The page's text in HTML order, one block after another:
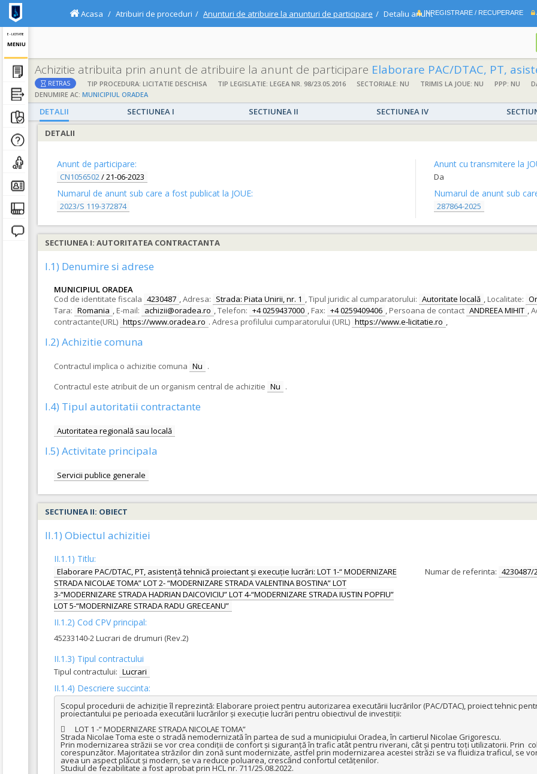
E - LICITATIE
MENIU
INREGISTRARE / RECUPERARE
Acasa Atribuiri de proceduri Anunturi de atribuire la anunturi de participare Detaliu anunt
Achizitie atribuita prin anunt de atribuire la anunt de participare Elaborare PAC/DTAC, PT, asistență tehnică proiectant și execuție lucrări: LOT 1-“ MODERNIZARE STRADA NICOLAE TOMA” LOT 2-
RETRAS TIP PROCEDURA: LICITATIE DESCHISA TIP LEGISLATIE: LEGEA NR. 98/23.05.2016 SECTORIALE: NU TRIMIS LA JOUE: NU PPP: NU
DENUMIRE AC: MUNICIPIUL ORADEA
DETALII SECTIUNEA I SECTIUNEA II SECTIUNEA IV
DETALII
Anunt de participare:
CN1056502/21-06-2023
Numarul de anunt sub care a fost publicat la JOUE:
2023/S 119-372874
Anunt cu transmitere la
Da
Numarul de anunt sub
287864-2025
SECTIUNEA I: AUTORITATEA CONTRACTANTA
I.1) Denumire si adrese
MUNICIPIUL ORADEA
Cod de identitate fiscala 4230487 ,Adresa: Strada: Piata Unirii, nr. 1 ,Tipul juridic al cumparatorului: Autoritate locală , Localitate:
Tara: Romania , E-mail: achizii@oradea.ro ,Telefon: +4 0259437000 , Fax: +4 0259409406 , Persoana de contact ANDREEA MIHIT ,
contractante(URL) https://www.oradea.ro . Adresa profilului cumparatorului (URL) https://www.e-licitatie.ro ,
I.2) Achizitie comuna
Contractul implica o achizitie comuna Nu .
Contractul este atribuit de un organism central de achizitie Nu .
I.4) Tipul autoritatii contractante
Autoritatea regională sau locală
I.5) Activitate principala
Servicii publice generale
SECTIUNEA II: OBIECT
II.1) Obiectul achizitiei
II.1.1) Titlu:
Elaborare PAC/DTAC, PT, asistență tehnică proiectant și execuție lucrări: LOT 1-“ MODERNIZARE
STRADA NICOLAE TOMA” LOT 2- “MODERNIZARE STRADA VALENTINA BOSTINA” LOT
3-“MODERNIZARE STRADA HADRIAN DAICOVICIU” LOT 4-“MODERNIZARE STRADA IUSTIN POPFIU”
LOT 5-“MODERNIZARE STRADA RADU GRECEANU”
Numar de referinta: 4230487/
II.1.2) Cod CPV principal:
45233140-2 Lucrari de drumuri (Rev.2)
II.1.3) Tipul contractului
Tipul contractului: Lucrari
II.1.4) Descriere succinta:
Scopul procedurii de achiziție îl reprezintă: Elaborare proiect pentru autorizarea executării lucrărilor (PAC/DTAC), proiect tehnic
proiectantului pe perioada executării lucrărilor și execuție lucrări pentru obiectivul de investiții:
	LOT 1 -“ MODERNIZARE STRADA NICOLAE TOMA”
Strada Nicolae Toma este o stradă nemodernizată în partea de sud a municipiului Oradea, în cartierul Nicolae Grigorescu.
Prin modernizarea străzii se vor crea condiții de confort și siguranță în trafic atât pentru riverani, cât și pentru toți utilizatorii. Prin
corespunzător. Majoritatea străzilor din zonă sunt modernizate, astfel prin modernizarea acestei străzi se va fluidiza traficul, se
avea un aspect plăcut și modern, se va reduce poluarea, crescând confortul cetățenilor.
Studiul de fezabilitate a fost aprobat prin HCL nr. 711/25.08.2022.